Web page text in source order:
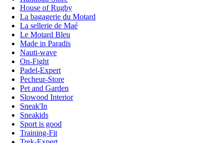
House of Rugby
La bagagerie du Motard
La sellerie de Maé
Le Motard Bleu
Made in Paradis
Nauti-wave
On-Fight
Padel-Expert
Pecheur-Store
Pet and Garden
Slowood Interior
Sneak'In
Sneakids
Sport is good
Training-Fit